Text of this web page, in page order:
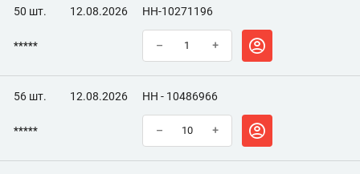
50 шт. 12.08.2026 НН-10271196
***** – +
56 шт. 12.08.2026 НН - 10486966
***** – +